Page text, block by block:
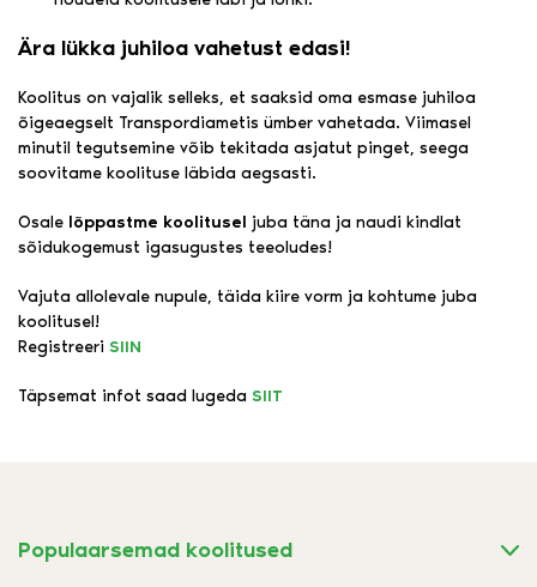
Ära lükka juhiloa vahetust edasi!
Koolitus on vajalik selleks, et saaksid oma esmase juhiloa
õigeaegselt Transpordiametis ümber vahetada. Viimasel
minutil tegutsemine võib tekitada asjatut pinget, seega
soovitame koolituse läbida aegsasti.
Osale lõppastme koolitusel juba täna ja naudi kindlat
sõidukogemust igasugustes teeoludes!
Vajuta allolevale nupule, täida kiire vorm ja kohtume juba
koolitusel!
Registreeri SIIN
Täpsemat infot saad lugeda SIIT
Populaarsemad koolitused